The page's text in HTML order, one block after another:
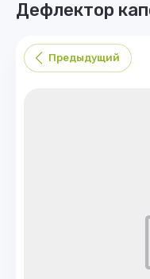
Дефлектор
Предыдущий